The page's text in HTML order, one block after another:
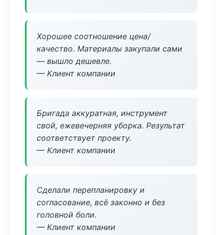
Хорошее соотношение цена/
качество. Материалы закупали сами
— вышло дешевле.
— Клиент компании
Бригада аккуратная, инструмент
свой, ежевечерняя уборка. Результат
соответствует проекту.
— Клиент компании
Сделали перепланировку и
согласование, всё законно и без
головной боли.
— Клиент компании